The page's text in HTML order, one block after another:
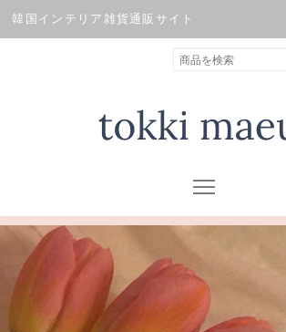
韓国インテリア雑貨通販サイト